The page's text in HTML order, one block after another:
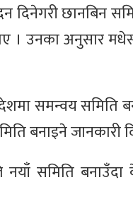
दिनेगरी छानबिन
। उनका अनुसार
समन्वय समिति
बनाइने जानकारी
समिति